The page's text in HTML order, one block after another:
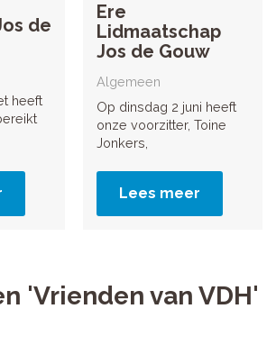
de
heeft
Ere
Lidmaatschap
Jos de Gouw
Algemeen
Op dinsdag 2 juni heeft
onze voorzitter, Toine
Jonkers,
Lees meer
'Vrienden van VDH'